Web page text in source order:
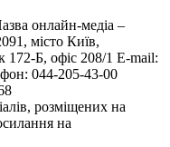
онлайн-медіа –
місто Київ,
Б, офіс 208/1 E-mail:
044-205-43-00
розміщених на
на